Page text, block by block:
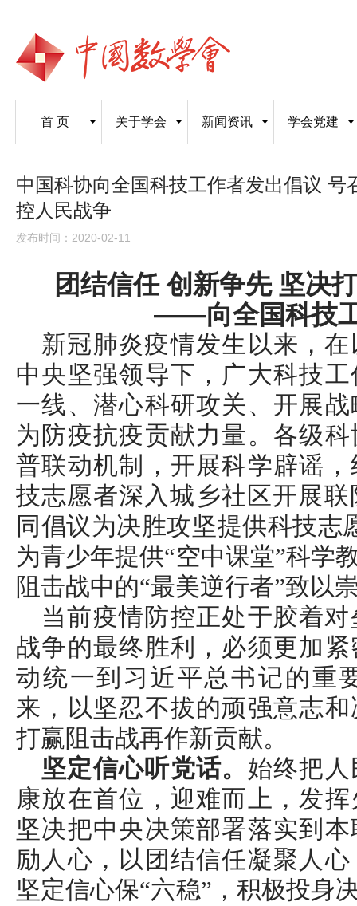
首 页 关于学会 新闻资讯 学会党建
中国科协向全国科技工作者发出倡议 号
控人民战争
发布时间：2020-02-11
团结信任 创新争先 坚决
——向全国科技
新冠肺炎疫情发生以来，
中央坚强领导下，广大科技
一线、潜心科研攻关、开展
为防疫抗疫贡献力量。各级
普联动机制，开展科学辟谣
技志愿者深入城乡社区开展联
同倡议为决胜攻坚提供科技志
为青少年提供“空中课堂”科学
阻击战中的“最美逆行者”致以
当前疫情防控正处于胶着
战争的最终胜利，必须更加
动统一到习近平总书记的重
来，以坚忍不拔的顽强意志
打赢阻击战再作新贡献。
坚定信心听党话。 始终把
康放在首位，迎难而上，发
坚决把中央决策部署落实到
励人心，以团结信任凝聚人
坚定信心保“六稳”，积极投身